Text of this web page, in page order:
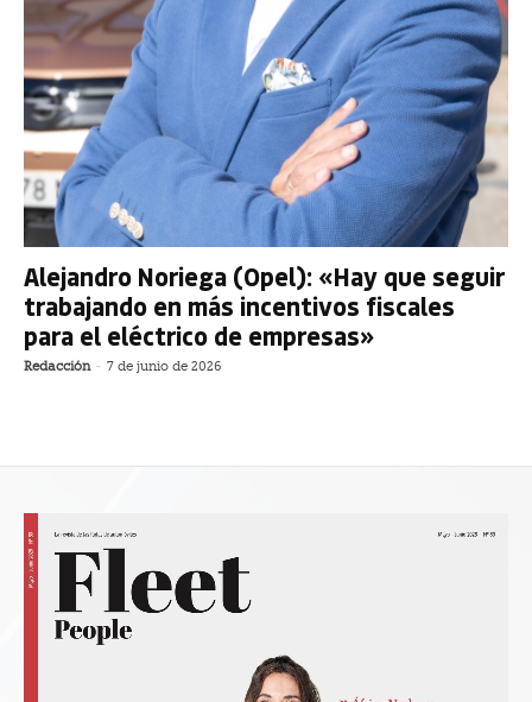
Alejandro Noriega (Opel): «Hay que seguir
trabajando en más incentivos fiscales
para el eléctrico de empresas»
Redacción - 7 de junio de 2026